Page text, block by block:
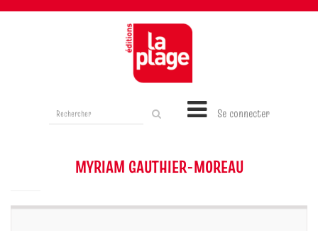
Se connecter
MYRIAM GAUTHIER-MOREAU